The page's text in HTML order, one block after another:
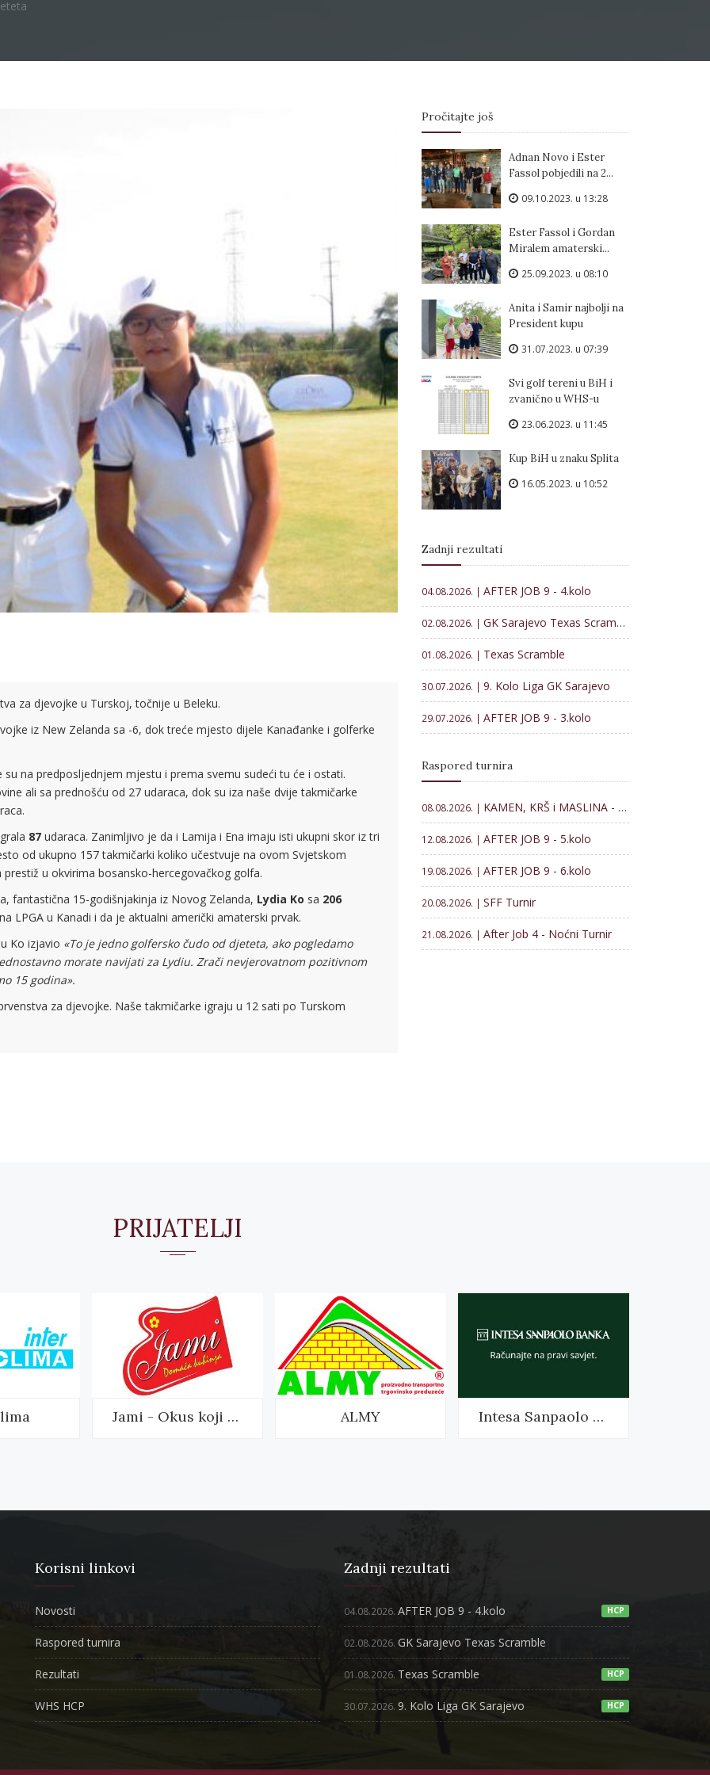
za djevojke u Turskoj, točnije u Beleku.
iz New Zelanda sa -6, dok treće mjesto dijele Kanađanke i golferke
su na predposljednjem mjestu i prema svemu sudeći tu će i ostati.
ali sa prednošću od 27 udaraca, dok su iza naše dvije takmičarke
87 udaraca. Zanimljivo je da i Lamija i Ena imaju isti ukupni skor iz tri
od ukupno 157 takmičarki koliko učestvuje na ovom Svjetskom
u okvirima bosansko-hercegovačkog golfa.
fantastična 15-godišnjakinja iz Novog Zelanda, Lydia Ko sa 206
LPGA u Kanadi i da je aktualni američki amaterski prvak.
Ko izjavio «To je jedno golfersko čudo od djeteta, ako pogledamo
morate navijati za Lydiu. Zrači nevjerovatnom pozitivnom
15 godina».
za djevojke. Naše takmičarke igraju u 12 sati po Turskom
Pročitajte još
Adnan Novo i Ester
Fassol pobjedili na 2...
09.10.2023. u 13:28
Ester Fassol i Gordan
Miralem amaterski...
25.09.2023. u 08:10
Anita i Samir najbolji na
President kupu
31.07.2023. u 07:39
Svi golf tereni u BiH i
zvanično u WHS-u
23.06.2023. u 11:45
Kup BiH u znaku Splita
16.05.2023. u 10:52
Zadnji rezultati
04.08.2026. | AFTER JOB 9 - 4.kolo
02.08.2026. | GK Sarajevo Texas Scramble
01.08.2026. | Texas Scramble
30.07.2026. | 9. Kolo Liga GK Sarajevo
29.07.2026. | AFTER JOB 9 - 3.kolo
Raspored turnira
08.08.2026. | KAMEN, KRŠ i MASLINA - Memorijal Veljko Lončar 2026
12.08.2026. | AFTER JOB 9 - 5.kolo
19.08.2026. | AFTER JOB 9 - 6.kolo
20.08.2026. | SFF Turnir
21.08.2026. | After Job 4 - Noćni Turnir
PRIJATELJI
Jami - Okus koji mami ALMY Intesa Sanpaolo Banka
Korisni linkovi
Novosti
Raspored turnira
Rezultati
WHS HCP
Zadnji rezultati
04.08.2026. AFTER JOB 9 - 4.kolo HCP
02.08.2026. GK Sarajevo Texas Scramble
01.08.2026. Texas Scramble HCP
30.07.2026. 9. Kolo Liga GK Sarajevo HCP